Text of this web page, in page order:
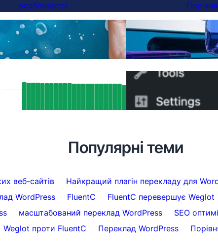
особливості
AI Переклади
Real SEO Results: How FluentC’s Hreflang
Нарешті, краща
ви можете
5 хвилин
Популярні теми
веб-сайтів Найкращий плагін перекладу для
WordPress FluentC FluentC перевершує Weglot
масштабований переклад WordPress SEO
Weglot проти FluentC Переклад WordPress